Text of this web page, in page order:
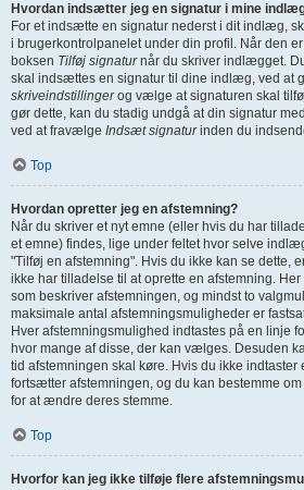
Hvordan indsætter jeg en signatur i mine
For et indsætte en signatur nederst i dit indlæg,
i brugerkontrolpanelet under din profil. Når den
boksen Tilføj signaturnår du skriver indlægget.
skal indsættes en signatur til dine indlæg, ved at
skriveindstillingerog vælge at signaturen skal
gør dette, kan du stadig undgå at din signatur
ved at fravælge Indsæt signaturinden du
Top
Hvordan opretter jeg en afstemning?
Når du skriver et nyt emne (eller hvis du har
et emne) findes, lige under feltet hvor selve
"Tilføj en afstemning". Hvis du ikke kan se dette,
ikke har tilladelse til at oprette en afstemning.
som beskriver afstemningen, og mindst to
maksimale antal afstemningsmuligheder er
Hver afstemningsmulighed indtastes på en linje
hvor mange af disse, der kan vælges. Desuden
tid afstemningen skal køre. Hvis du ikke indtaster
fortsætter afstemningen, og du kan bestemme
for at ændre deres stemme.
Top
Hvorfor kan jeg ikke tilføje flere